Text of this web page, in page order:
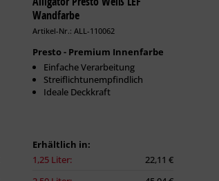
Wandfarbe
Artikel-Nr.: ALL-110062
Presto - Premium Innenfarbe
Einfache Verarbeitung
Streiflichtunempfindlich
Ideale Deckkraft
Erhältlich in:
1,25 Liter:
22,11 €